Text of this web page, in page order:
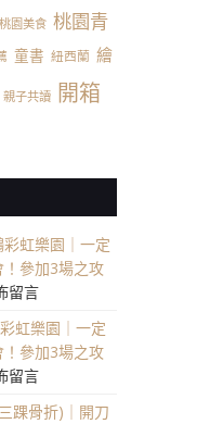
桃園美食 桃園青
童書 紐西蘭 繪
親子共讀 開箱
虹樂園｜一定
參加3場之攻
留言
虹樂園｜一定
參加3場之攻
留言
踝骨折)｜開刀